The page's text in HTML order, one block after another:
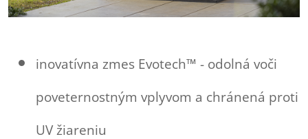
inovatívna zmes Evotech™ - odolná voči
poveternostným vplyvom a chránená proti
UV žiareniu